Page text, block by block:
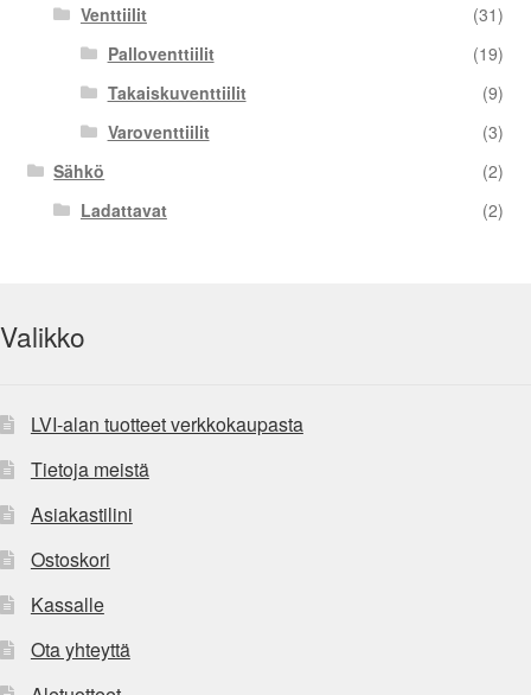
Venttiilit
(31)
Palloventtiilit
(19)
Takaiskuventtiilit
(9)
Varoventtiilit
(3)
Sähkö
(2)
Ladattavat
(2)
Valikko
LVI-alan tuotteet verkkokaupasta
Tietoja meistä
Asiakastilini
Ostoskori
Kassalle
Ota yhteyttä